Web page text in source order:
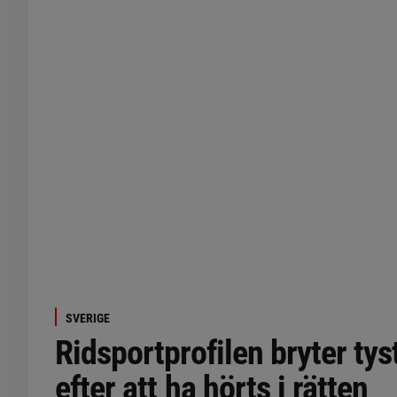
SVERIGE
Ridsportprofilen bryter
efter att ha hörts i rätten